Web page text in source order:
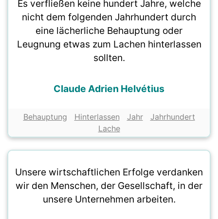
Es verfließen keine hundert Jahre, welche
nicht dem folgenden Jahrhundert durch
eine lächerliche Behauptung oder
Leugnung etwas zum Lachen hinterlassen
sollten.
Claude Adrien Helvétius
Behauptung Hinterlassen Jahr
Jahrhundert
Lache
Unsere wirtschaftlichen Erfolge verdanken
wir den Menschen, der Gesellschaft, in der
unsere Unternehmen arbeiten.